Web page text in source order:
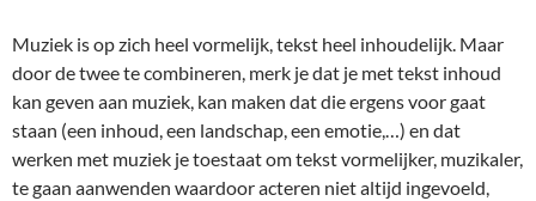
Muziek is op zich heel vormelijk, tekst heel inhoudelijk. Maar
door de twee te combineren, merk je dat je met tekst inhoud
kan geven aan muziek, kan maken dat die ergens voor gaat
staan (een inhoud, een landschap, een emotie,…) en dat
werken met muziek je toestaat om tekst vormelijker, muzikaler,
te gaan aanwenden waardoor acteren niet altijd ingevoeld,